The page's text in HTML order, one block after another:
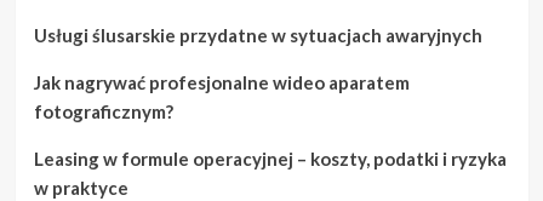
Usługi ślusarskie przydatne w sytuacjach awaryjnych
Jak nagrywać profesjonalne wideo aparatem
fotograficznym?
Leasing w formule operacyjnej – koszty, podatki i ryzyka
w praktyce